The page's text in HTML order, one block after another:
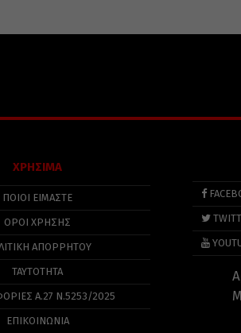
ΧΡΗΣΙΜΑ
ΠΟΙΟΙ ΕΙΜΑΣΤΕ
ΟΡΟΙ ΧΡΗΣΗΣ
ΑΠΟΡΡΉΤΟΥ
ΤΑΥΤΟΤΗΤΑ
Α.27 Ν.5253/2025
ΕΠΙΚΟΙΝΩΝΙΑ